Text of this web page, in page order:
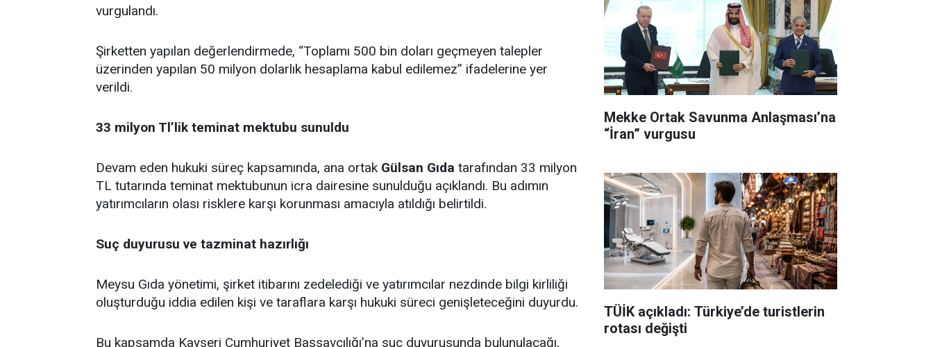
vurgulandı.
Şirketten yapılan değerlendirmede, “Toplamı 500 bin doları geçmeyen talepler
üzerinden yapılan 50 milyon dolarlık hesaplama kabul edilemez” ifadelerine yer
verildi.
33 milyon Tl’lik teminat mektubu sunuldu
Devam eden hukuki süreç kapsamında, ana ortak Gülsan Gıda tarafından 33 milyon
TL tutarında teminat mektubunun icra dairesine sunulduğu açıklandı. Bu adımın
yatırımcıların olası risklere karşı korunması amacıyla atıldığı belirtildi.
Suç duyurusu ve tazminat hazırlığı
Meysu Gıda yönetimi, şirket itibarını zedelediği ve yatırımcılar nezdinde bilgi kirliliği
oluşturduğu iddia edilen kişi ve taraflara karşı hukuki süreci genişleteceğini duyurdu.
Bu kapsamda Kayseri Cumhuriyet Başsavcılığı’na suç duyurusunda bulunulacağı,
Mekke Ortak Savunma Anlaşması’na
“İran” vurgusu
TÜİK açıkladı: Türkiye’de turistlerin
rotası değişti